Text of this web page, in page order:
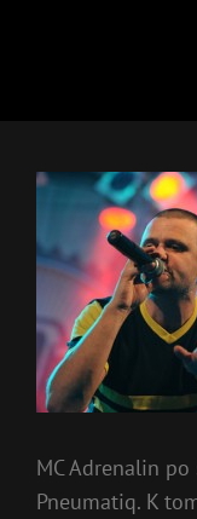
MC Adrenalin
Pneumatiq. K